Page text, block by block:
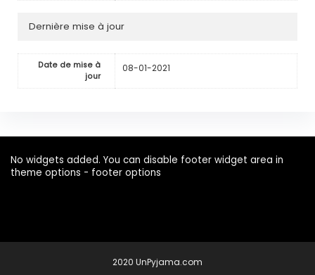
Dernière mise à jour
Date de mise à
jour
08-01-2021
No widgets added. You can disable footer widget area in
theme options - footer options
2020 UnPyjama.com